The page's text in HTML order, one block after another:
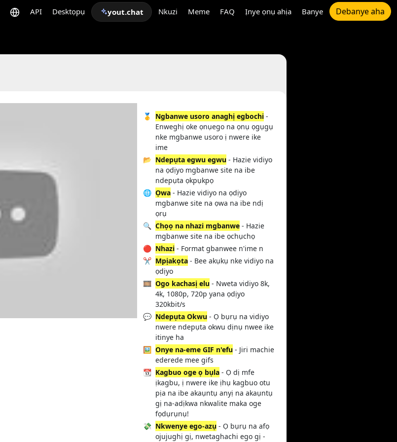
API Desktọpụ yout.chat Nkuzi Meme FAQ Ịnye ọnụ ahịa Banye Debanye aha
🥇 Ngbanwe usoro anaghị egbochi -
Enweghị oke ọnụego na ọnụ ọgụgụ
nke mgbanwe usoro ị nwere ike
ime
📂 Ndepụta egwu egwu - Hazie vidiyo
na ọdịyo mgbanwe site na ibe
ndepụta ọkpụkpọ
🌐 Ọwa - Hazie vidiyo na ọdịyo
mgbanwe site na ọwa na ibe ndị
ọrụ
🔍 Chọọ na nhazi mgbanwe - Hazie
mgbanwe site na ibe ọchụchọ
🔴 Nhazi - Format gbanwee n'ime n
✂️ Mpịakọta - Bee akụkụ nke vidiyo na
ọdịyo
🎞️ Ogo kachasị elu - Nweta vidiyo 8k,
4k, 1080p, 720p yana ọdịyo
320kbit/s
💬 Ndepụta Okwu - Ọ bụrụ na vidiyo
nwere ndepụta okwu dịnụ nwee ike
itinye ha
🖼️ Onye na-eme GIF n'efu - Jiri machie
ederede mee gifs
📆 Kagbuo oge ọ bụla - Ọ dị mfe
ịkagbu, ị nwere ike ịhụ kagbuo otu
pịa na ibe akaụntụ anyị na akaụntụ
gị na-adịkwa nkwalite maka oge
fọdụrụnụ!
💸 Nkwenye ego-azụ - Ọ bụrụ na afọ
ojujughị gị, nwetaghachi ego gị -